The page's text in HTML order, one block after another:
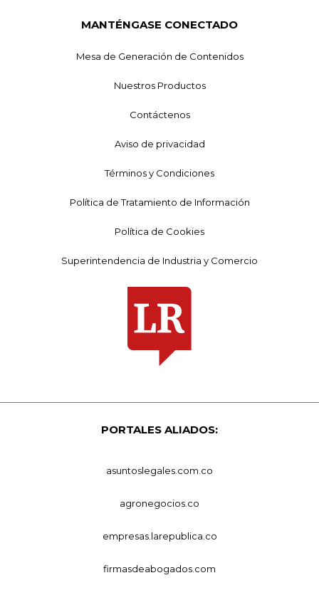
MANTÉNGASE CONECTADO
Mesa de Generación de Contenidos
Nuestros Productos
Contáctenos
Aviso de privacidad
Términos y Condiciones
Política de Tratamiento de Información
Política de Cookies
Superintendencia de Industria y Comercio
PORTALES ALIADOS:
asuntoslegales.com.co
agronegocios.co
empresas.larepublica.co
firmasdeabogados.com